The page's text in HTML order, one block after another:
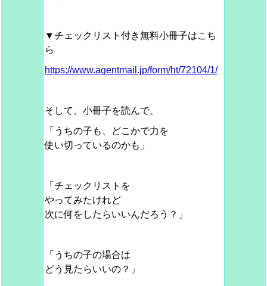
▼チェックリスト付き無料小冊子はこち
ら
https://www.agentmail.jp/form/ht/72104/1/
そして、小冊子を読んで、
「うちの子も、どこかで力を
使い切っているのかも」
「チェックリストを
やってみたけれど
次に何をしたらいいんだろう？」
「うちの子の場合は
どう見たらいいの？」